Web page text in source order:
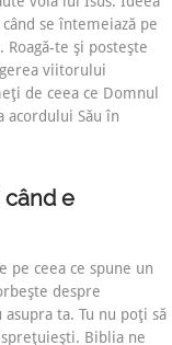
se întemeiază pe
te şi posteşte
viitorului
de ceea ce Domnul
acordului Său în
când e
pe ceea ce spune un
despre
ta. Tu nu poţi să
Biblia ne